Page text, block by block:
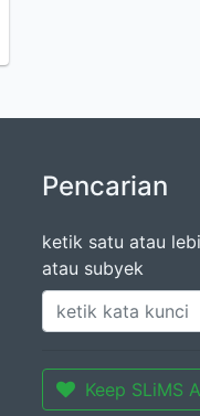
Pencarian
ketik satu atau
atau subyek
Keep SLiMS